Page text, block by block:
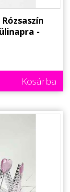
-
Kosárba